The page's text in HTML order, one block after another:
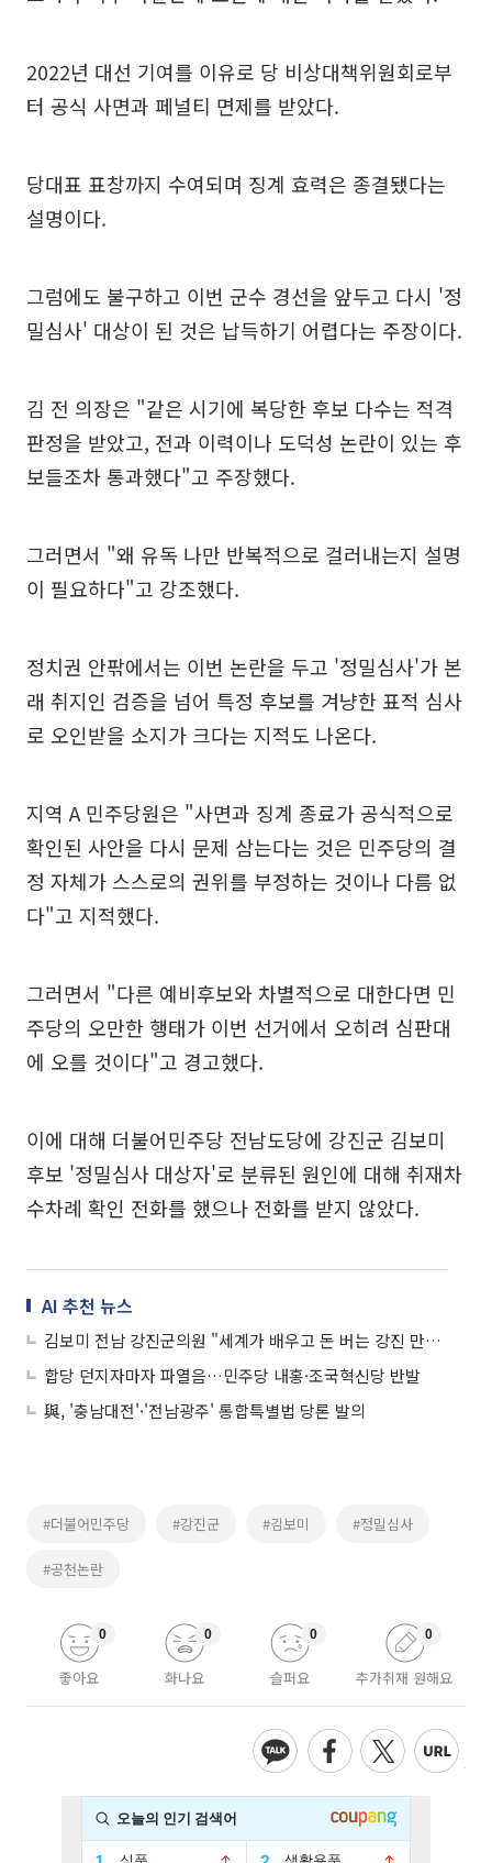
2022년 대선 기여를 이유로 당 비상대책위원회로부
터 공식 사면과 페널티 면제를 받았다.
당대표 표창까지 수여되며 징계 효력은 종결됐다는
설명이다.
그럼에도 불구하고 이번 군수 경선을 앞두고 다시 '정
밀심사' 대상이 된 것은 납득하기 어렵다는 주장이다.
김 전 의장은 "같은 시기에 복당한 후보 다수는 적격
판정을 받았고, 전과 이력이나 도덕성 논란이 있는 후
보들조차 통과했다"고 주장했다.
그러면서 "왜 유독 나만 반복적으로 걸러내는지 설명
이 필요하다"고 강조했다.
정치권 안팎에서는 이번 논란을 두고 '정밀심사'가 본
래 취지인 검증을 넘어 특정 후보를 겨냥한 표적 심사
로 오인받을 소지가 크다는 지적도 나온다.
지역 A 민주당원은 "사면과 징계 종료가 공식적으로
확인된 사안을 다시 문제 삼는다는 것은 민주당의 결
정 자체가 스스로의 권위를 부정하는 것이나 다름 없
다"고 지적했다.
그러면서 "다른 예비후보와 차별적으로 대한다면 민
주당의 오만한 행태가 이번 선거에서 오히려 심판대
에 오를 것이다"고 경고했다.
이에 대해 더불어민주당 전남도당에 강진군 김보미
후보 '정밀심사 대상자'로 분류된 원인에 대해 취재차
수차례 확인 전화를 했으나 전화를 받지 않았다.
AI 추천 뉴스
김보미 전남 강진군의원 "세계가 배우고 돈 버는 강진 만들겠다"
합당 던지자마자 파열음…민주당 내홍·조국혁신당 반발
與, '충남대전'·'전남광주' 통합특별법 당론 발의
#더불어민주당 #강진군 #김보미 #정밀심사
#공천논란
좋아요
0
화나요
0
슬퍼요
0
추가취재 원해요
0